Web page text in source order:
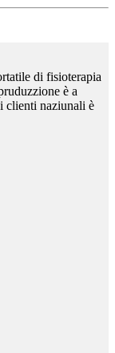
di fisioterapia
è a
clienti naziunali è